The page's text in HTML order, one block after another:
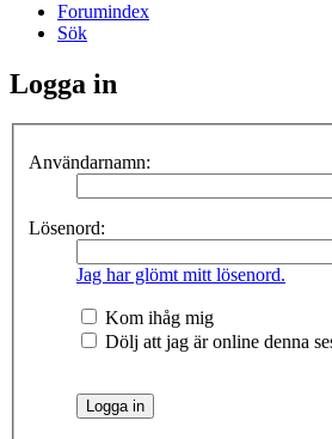
Forumindex
Sök
Logga in
Användarnamn:
Lösenord:
Jag har glömt mitt lösenord.
Kom ihåg mig
Dölj att jag är online denna